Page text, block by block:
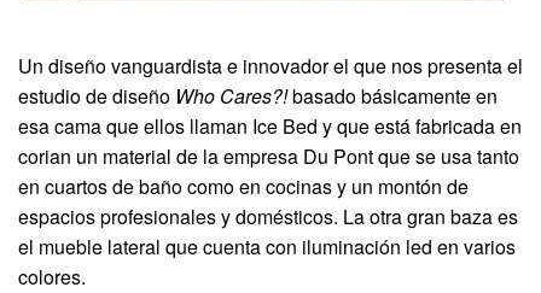
Un diseño vanguardista e innovador el que nos presenta el
estudio de diseño Who Cares?!basado básicamente en
esa cama que ellos llaman Ice Bed y que está fabricada en
corian un material de la empresa Du Pont que se usa tanto
en cuartos de baño como en cocinas y un montón de
espacios profesionales y domésticos. La otra gran baza es
el mueble lateral que cuenta con iluminación led en varios
colores.